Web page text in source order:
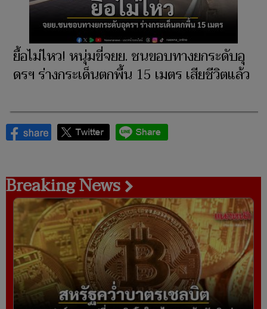
ยื้อไม่ไหว! หนุ่มขี่จยย. ชนขอบทางยกระดับอุ
ดรฯ ร่างกระเด็นตกพื้น 15 เมตร เสียชีวิตแล้ว
Breaking News